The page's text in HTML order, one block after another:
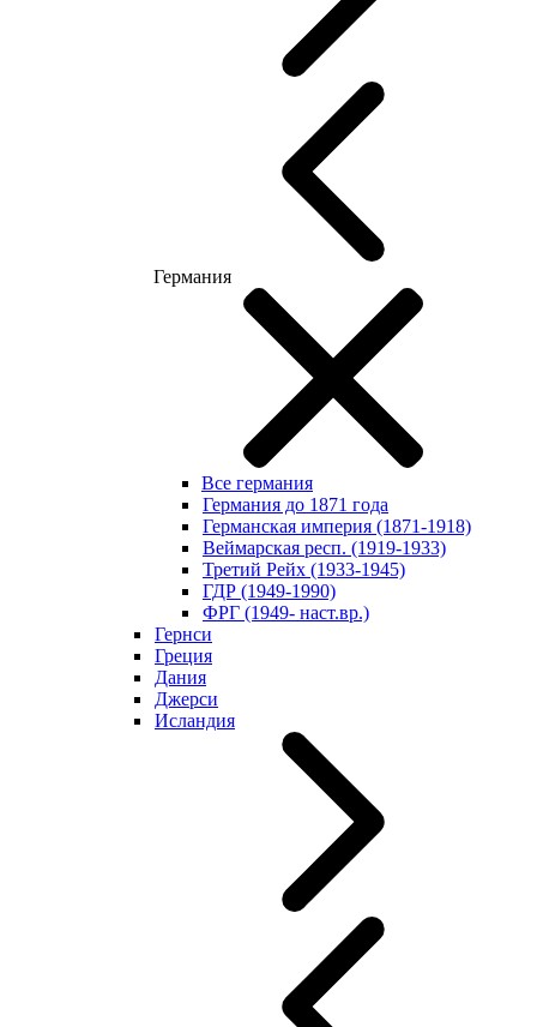
Германия
Все германия
Германия до 1871 года
Германская империя (1871-1918)
Веймарская респ. (1919-1933)
Третий Рейх (1933-1945)
ГДР (1949-1990)
ФРГ (1949- наст.вр.)
Гернси
Греция
Дания
Джерси
Исландия